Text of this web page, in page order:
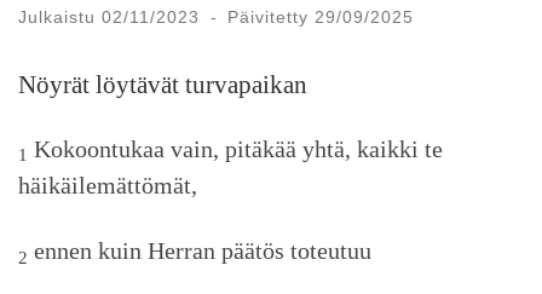
Julkaistu 02/11/2023 - Päivitetty 29/09/2025
Nöyrät löytävät turvapaikan
1 Kokoontukaa vain, pitäkää yhtä, kaikki te
häikäilemättömät,
2 ennen kuin Herran päätös toteutuu